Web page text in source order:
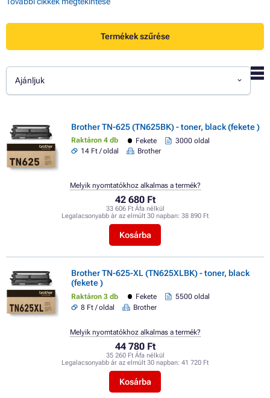
Termékek szűrése
Ajánljuk
Brother TN-625 (TN625BK) - toner, black (fekete )
Raktáron 4 db Fekete
3000 oldal
14 Ft / oldal
Brother
42 680 Ft
33 606 Ft Áfa nélkül
Legalacsonyabb ár az elmúlt 30 napban: 38 890 Ft
Kosárba
Melyik nyomtatókhoz alkalmas a termék?
Brother TN-625-XL (TN625XLBK) - toner, black
(fekete )
Raktáron 3 db Fekete
5500 oldal
8 Ft / oldal
Brother
44 780 Ft
35 260 Ft Áfa nélkül
Legalacsonyabb ár az elmúlt 30 napban: 41 720 Ft
Kosárba
Melyik nyomtatókhoz alkalmas a termék?